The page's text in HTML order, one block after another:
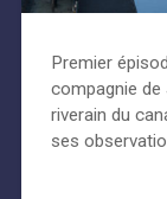
Premier
compagnie
riverain du
ses